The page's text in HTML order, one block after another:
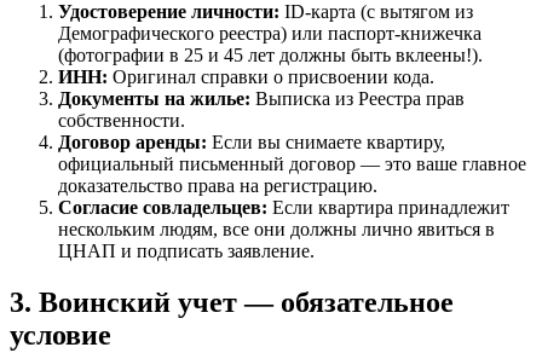
Удостоверение личности: ID-карта (с вытягом из
Демографического реестра) или паспорт-книжечка
(фотографии в 25 и 45 лет должны быть вклеены!).
ИНН: Оригинал справки о присвоении кода.
Документы на жилье: Выписка из Реестра прав
собственности.
Договор аренды: Если вы снимаете квартиру,
официальный письменный договор — это ваше главное
доказательство права на регистрацию.
Согласие совладельцев: Если квартира принадлежит
нескольким людям, все они должны лично явиться в
ЦНАП и подписать заявление.
3. Воинский учет — обязательное
условие